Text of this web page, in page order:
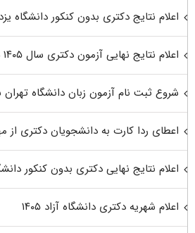
اعلام نتایج دکتری بدون کنکور دانشگاه یزد ۱۴۰۵
اعلام نتایج نهایی آزمون دکتری سال ۱۴۰۵ در اواخر مرداد
شروع ثبت نام آزمون زبان دانشگاه تهران
اعطای ردا کارت به دانشجویان دکتری از مهر
اعلام نتایج نهایی دکتری بدون کنکور دانشگاه
اعلام شهریه دکتری دانشگاه آزاد ۱۴۰۵